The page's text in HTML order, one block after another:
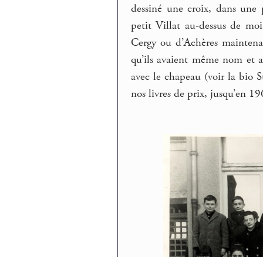
dessiné une croix, dans
petit Villat au-dessus de
Cergy ou d’Achères
qu’ils avaient même nom et
avec le chapeau (voir la bio
nos livres de prix, jusqu’en